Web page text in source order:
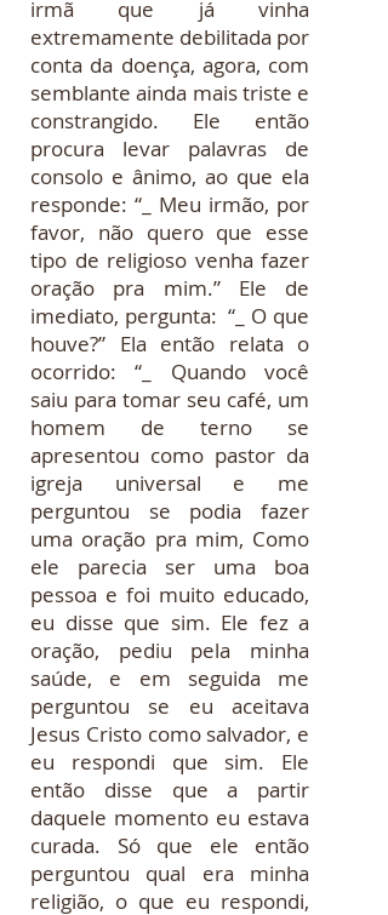
uma oração. Voltando então
do seu café, ele encontra a
irmã que já vinha
extremamente debilitada por
conta da doença, agora, com
semblante ainda mais triste e
constrangido. Ele então
procura levar palavras de
consolo e ânimo, ao que ela
responde: “_ Meu irmão, por
favor, não quero que esse
tipo de religioso venha fazer
oração pra mim.” Ele de
imediato, pergunta: “_ O que
houve?” Ela então relata o
ocorrido: “_ Quando você
saiu para tomar seu café, um
homem de terno se
apresentou como pastor da
igreja universal e me
perguntou se podia fazer
uma oração pra mim, Como
ele parecia ser uma boa
pessoa e foi muito educado,
eu disse que sim. Ele fez a
oração, pediu pela minha
saúde, e em seguida me
perguntou se eu aceitava
Jesus Cristo como salvador, e
eu respondi que sim. Ele
então disse que a partir
daquele momento eu estava
curada. Só que ele então